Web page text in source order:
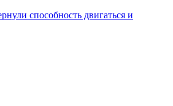
способность двигаться и